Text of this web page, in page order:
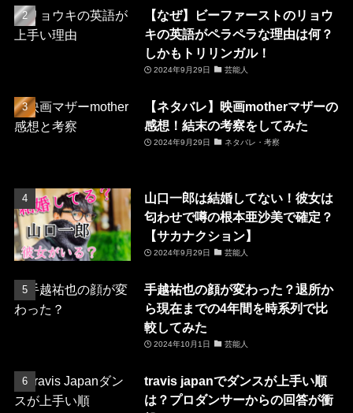
【なぜ】ビーファーストのリョウ
キの英語がペラペラな理由は何？
しかもトリリンガル！
2024年9月29日 芸能人
【ネタバレ】映画motherマザーの
感想！結末の考察をしてみた
2024年9月29日 ネタバレ・考察
山口一郎は結婚してない！彼女は
匂わせで噂の根本亜沙美で確定？
【サカナクション】
2024年9月29日 芸能人
手越祐也の顔が変わった？退所か
ら現在までの4年間を時系列で比
較してみた
2024年10月1日 芸能人
travis japanでダンスが上手い順
は？プロダンサーからの回答が衝